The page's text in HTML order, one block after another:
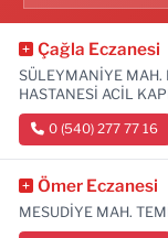
Çağla Eczanesi
SÜLEYMANİYE MAH.
HASTANESİ ACİL
0 (540) 277 77 16
Ömer Eczanesi
MESUDİYE MAH.